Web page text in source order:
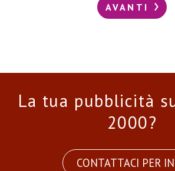
AVANTI
La tua pubblicità
2000?
CONTATTACI PER